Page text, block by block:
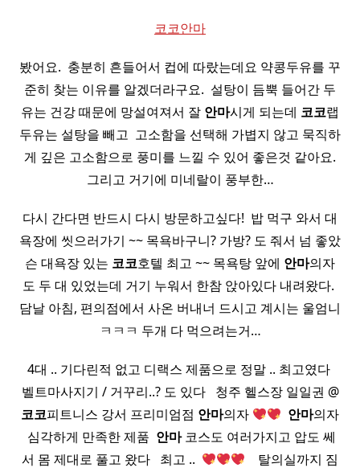
코코안마
봤어요. ​ 충분히 흔들어서 컵에 따랐는데요 약콩두유를 꾸
준히 찾는 이유를 알겠더라구요. ​ 설탕이 듬뿍 들어간 두
유는 건강 때문에 망설여져서 잘 안마시게 되는데 코코랩
두유는 설탕을 빼고 ​ 고소함을 선택해 가볍지 않고 묵직하
게 깊은 고소함으로 풍미를 느낄 수 있어 좋은것 같아요.
그리고 거기에 미네랄이 풍부한…
다시 간다면 반드시 다시 방문하고싶다! ​ 밥 먹구 와서 대
욕장에 씻으러가기 ~~ 목욕바구니? 가방? 도 줘서 넘 좋았
슨 대욕장 있는 코코호텔 최고 ~~ 목욕탕 앞에 안마의자
도 두 대 있었는데 거기 누워서 한참 앉아있다 내려왔다. ​
담날 아침, 편의점에서 사온 버내너 드시고 계시는 울엄니
ㅋㅋㅋ 두개 다 먹으려는거…
4대 .. 기다린적 없고 디랙스 제품으로 정말 .. 최고였다 ​
벨트마사지기 / 거꾸리..? 도 있다 ​ ​ 청주 헬스장 일일권 @
코코피트니스 강서 프리미엄점 안마의자 안마의자
​ 심각하게 만족한 제품 ​ 안마코스도 여러가지고 압도 쎄
서 몸 제대로 풀고 왔다 ​ ​ 최고 .. ​
​ ​ ​ 탈의실까지 짐